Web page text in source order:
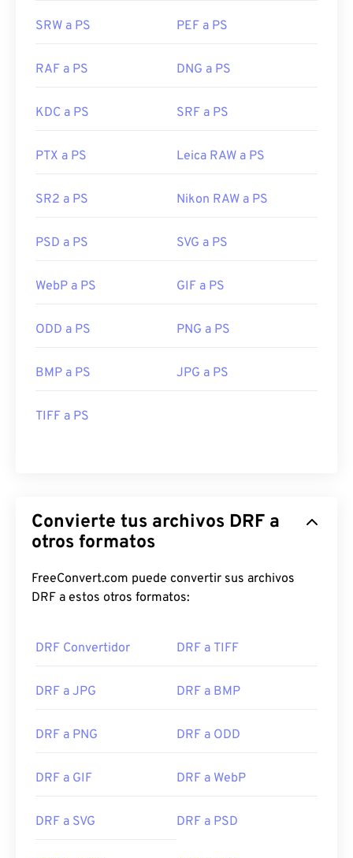
SRW a PS PEF a PS
RAF a PS DNG a PS
KDC a PS SRF a PS
PTX a PS Leica RAW a PS
SR2 a PS Nikon RAW a PS
PSD a PS SVG a PS
WebP a PS GIF a PS
ODD a PS PNG a PS
BMP a PS JPG a PS
TIFF a PS
Convierte tus archivos DRF a
otros formatos
FreeConvert.com puede convertir sus archivos
DRF a estos otros formatos:
DRF Convertidor DRF a TIFF
DRF a JPG DRF a BMP
DRF a PNG DRF a ODD
DRF a GIF DRF a WebP
DRF a SVG DRF a PSD